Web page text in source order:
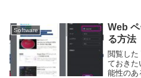
が起動
いう意図
Software
Web
る方法
閲覧した
ておきた
能性のあ